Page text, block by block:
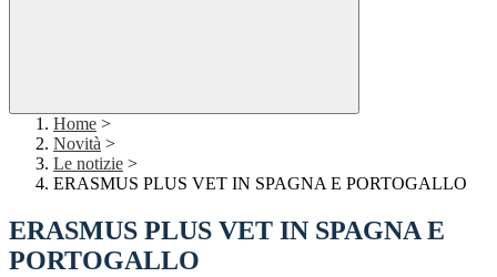
Home >
Novità >
Le notizie >
ERASMUS PLUS VET IN SPAGNA E PORTOGALLO
ERASMUS PLUS VET IN SPAGNA E
PORTOGALLO